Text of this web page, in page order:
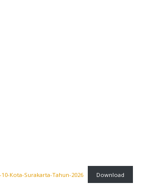
Kota-Surakarta-Tahun-2026 Download